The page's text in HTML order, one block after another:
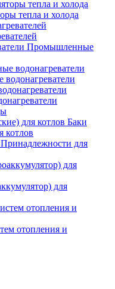
тепла и холода
Промышленные
водонагреватели
Баки
котлов
Принадлежности для
для
отопления и